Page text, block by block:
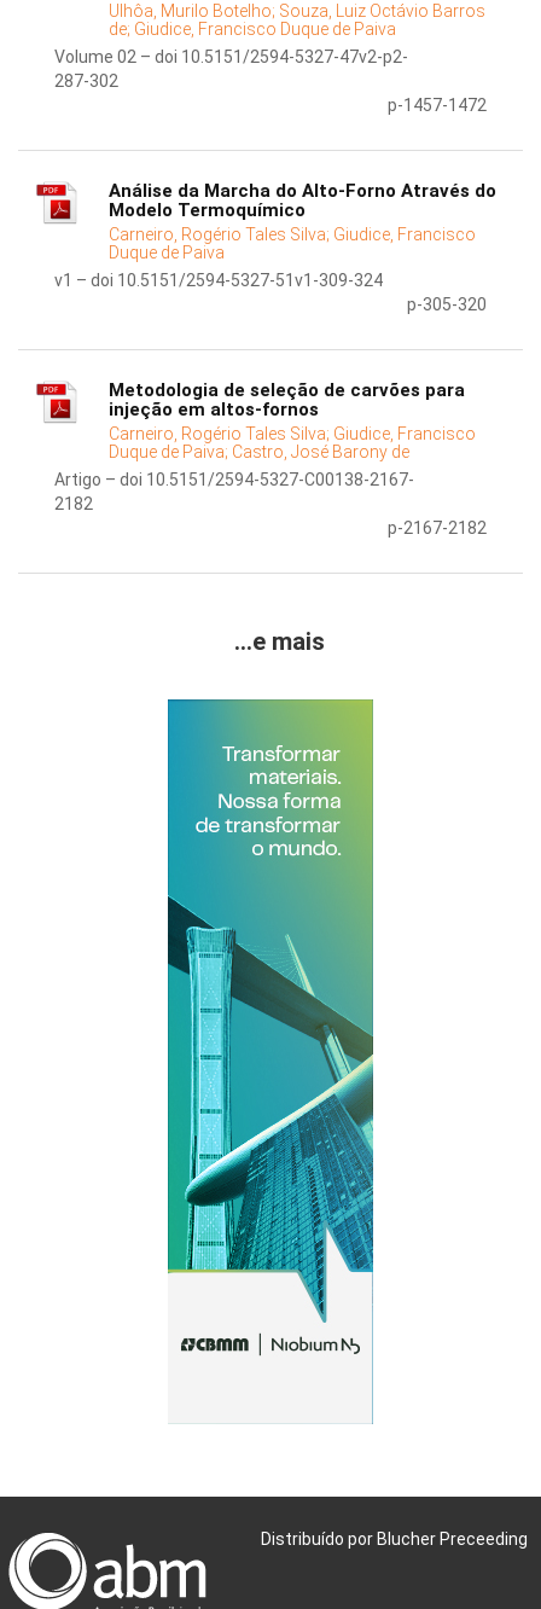
Ulhôa, Murilo Botelho; Souza, Luiz Octávio Barros
de; Giudice, Francisco Duque de Paiva
Volume 02 – doi 10.5151/2594-5327-47v2-p2-
287-302
p-1457-1472
Análise da Marcha do Alto-Forno Através do
Modelo Termoquímico
Carneiro, Rogério Tales Silva; Giudice, Francisco
Duque de Paiva
v1 – doi 10.5151/2594-5327-51v1-309-324
p-305-320
Metodologia de seleção de carvões para
injeção em altos-fornos
Carneiro, Rogério Tales Silva; Giudice, Francisco
Duque de Paiva; Castro, José Barony de
Artigo – doi 10.5151/2594-5327-C00138-2167-
2182
p-2167-2182
...e mais
Distribuído por Blucher Preceeding